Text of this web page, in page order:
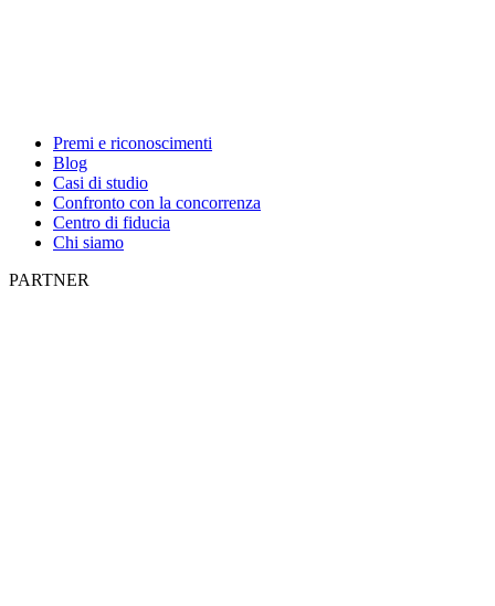
Premi e riconoscimenti
Blog
Casi di studio
Confronto con la concorrenza
Centro di fiducia
Chi siamo
PARTNER